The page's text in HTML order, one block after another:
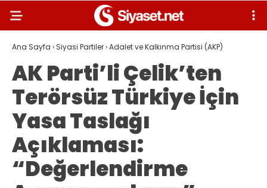
Ana Sayfa › Siyasi Partiler›Adalet ve Kalkınma Partisi (AKP)
AK Parti’li Çelik’ten
Terörsüz Türkiye İçin
Yasa Taslağı
Açıklaması:
“Değerlendirme